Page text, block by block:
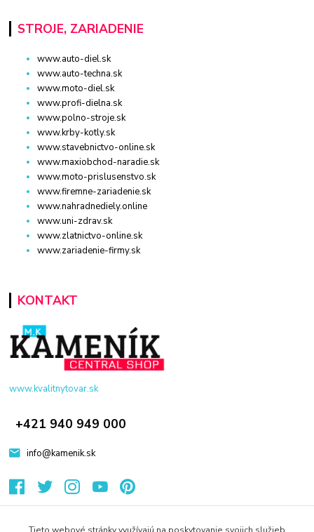
STROJE, ZARIADENIE
www.auto-diel.sk
www.auto-techna.sk
www.moto-diel.sk
www.profi-dielna.sk
www.polno-stroje.sk
www.krby-kotly.sk
www.stavebnictvo-online.sk
www.maxiobchod-naradie.sk
www.moto-prislusenstvo.sk
www.firemne-zariadenie.sk
www.nahradnediely.online
www.uni-zdrav.sk
www.zlatnictvo-online.sk
www.zariadenie-firmy.sk
KONTAKT
www.kvalitnytovar.sk
+421 940 949 000
info@kamenik.sk